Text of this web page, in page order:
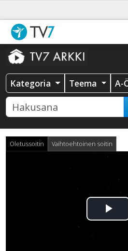
Kategoria Teema A-
Oletussoitin Vaihtoehtoinen soitin